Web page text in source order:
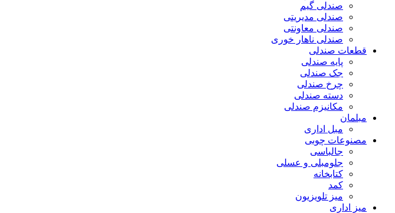
صندلی گیم
صندلی مدیریتی
صندلی معاونتی
صندلی ناهار خوری
قطعات صندلی
پایه صندلی
جک صندلی
چرخ صندلی
دسته صندلی
مکانیزم صندلی
مبلمان
مبل اداری
مصنوعات چوبی
جالباسی
جلومبلی و عسلی
کتابخانه
کمد
میز تلویزیون
میز اداری